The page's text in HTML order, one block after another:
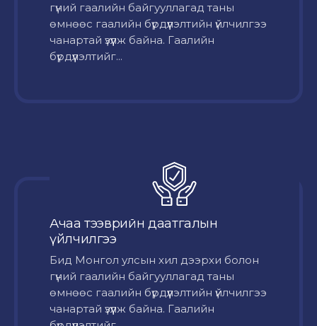
гүний гаалийн байгууллагад таны
өмнөөс гаалийн бүрдүүлэлтийн үйлчилгээ
чанартай үзүүлж байна. Гаалийн
бүрдүүлэлтийг...
Ачаа тээврийн даатгалын
үйлчилгээ
Бид Монгол улсын хил дээрхи болон
гүний гаалийн байгууллагад таны
өмнөөс гаалийн бүрдүүлэлтийн үйлчилгээ
чанартай үзүүлж байна. Гаалийн